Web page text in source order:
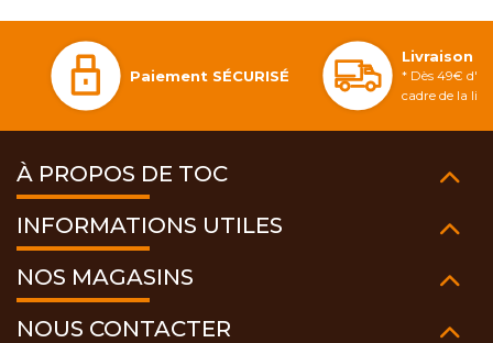
Paiement SÉCURISÉ
Livraison
* Dès 49€
cadre de la
À PROPOS DE TOC
INFORMATIONS UTILES
NOS MAGASINS
NOUS CONTACTER